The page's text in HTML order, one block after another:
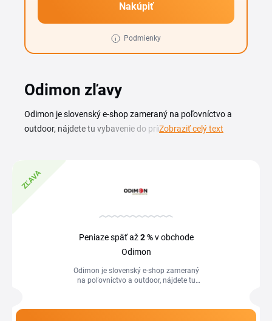
Nakúpiť
Podmienky
Odimon zľavy
Odimon je slovenský e-shop zameraný na poľovníctvo a
outdoor, nájdete tu vybavenie do prírody, oblečenie aj
potreby za výhodnejšiu cenu. Na tejto stránke máte prehľad
platných kódov a akcií, ktoré obchod práve ponúka. Stačí si
košíku pri dokončení objednávky. Tým získate zľavu na
Zobraziť celý text
ZĽAVA
Peniaze späť až2 %v obchode
Odimon
Odimon je slovenský e-shop zameraný
na poľovníctvo a outdoor, nájdete tu